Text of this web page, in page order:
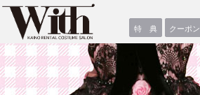
特 典 クーポン